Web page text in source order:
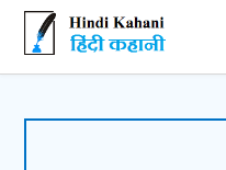
Hindi Kahani - हिंदी कहानी